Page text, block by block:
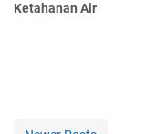
Ketahanan Air